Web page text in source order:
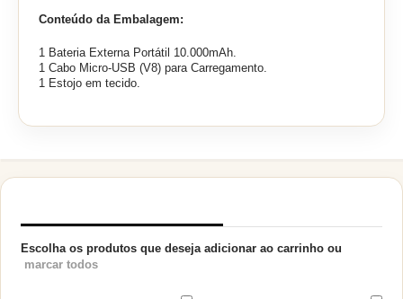
Conteúdo da Embalagem:
1 Bateria Externa Portátil 10.000mAh.
1 Cabo Micro-USB (V8) para Carregamento.
1 Estojo em tecido.
Escolha os produtos que deseja adicionar ao carrinho ou
marcar todos